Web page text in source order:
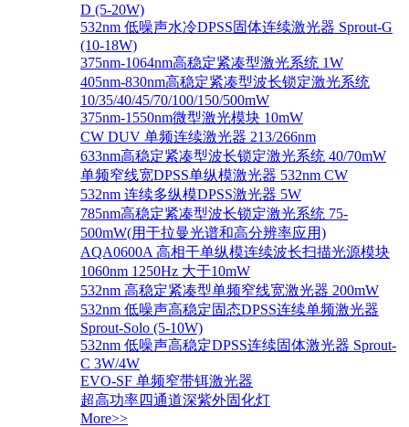
D (5-20W)
532nm 低噪声水冷DPSS固体连续激光器 Sprout-G
(10-18W)
375nm-1064nm高稳定紧凑型激光系统 1W
405nm-830nm高稳定紧凑型波长锁定激光系统
10/35/40/45/70/100/150/500mW
375nm-1550nm微型激光模块 10mW
CW DUV 单频连续激光器 213/266nm
633nm高稳定紧凑型波长锁定激光系统 40/70mW
单频窄线宽DPSS单纵模激光器 532nm CW
532nm 连续多纵模DPSS激光器 5W
785nm高稳定紧凑型波长锁定激光系统 75-
500mW(用于拉曼光谱和高分辨率应用)
AQA0600A 高相干单纵模连续波长扫描光源模块
1060nm 1250Hz 大于10mW
532nm 高稳定紧凑型单频窄线宽激光器 200mW
532nm 低噪声高稳定固态DPSS连续单频激光器
Sprout‐Solo (5-10W)
532nm 低噪声高稳定DPSS连续固体激光器 Sprout-
C 3W/4W
EVO-SF 单频窄带铒激光器
超高功率四通道深紫外固化灯
More>>